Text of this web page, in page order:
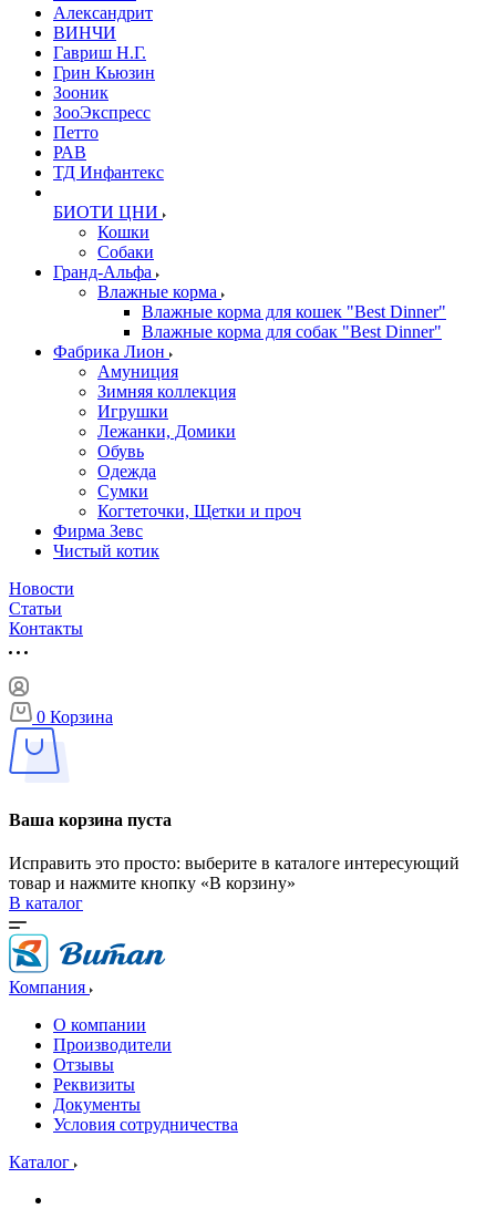
Александрит
ВИНЧИ
Гавриш Н.Г.
Грин Кьюзин
Зооник
ЗооЭкспресс
Петто
РАВ
ТД Инфантекс
БИОТИ ЦНИ
Кошки
Собаки
Гранд-Альфа
Влажные корма
Влажные корма для кошек "Best Dinner"
Влажные корма для собак "Best Dinner"
Фабрика Лион
Амуниция
Зимняя коллекция
Игрушки
Лежанки, Домики
Обувь
Одежда
Сумки
Когтеточки, Щетки и проч
Фирма Зевс
Чистый котик
Новости
Статьи
Контакты
0 Корзина
Ваша корзина пуста
Исправить это просто: выберите в каталоге интересующий
товар и нажмите кнопку «В корзину»
В каталог
Компания
О компании
Производители
Отзывы
Реквизиты
Документы
Условия сотрудничества
Каталог